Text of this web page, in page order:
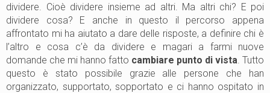
dividere. Cioè dividere insieme ad altri. Ma altri chi? E poi
dividere cosa? E anche in questo il percorso appena
affrontato mi ha aiutato a dare delle risposte, a definire chi è
l’altro e cosa c’è da dividere e magari a farmi nuove
domande che mi hanno fatto cambiare punto di vista . Tutto
questo è stato possibile grazie alle persone che han
organizzato, supportato, sopportato e ci hanno ospitato in